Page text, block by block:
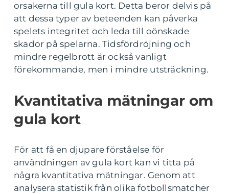
orsakerna till gula kort. Detta beror delvis på
att dessa typer av beteenden kan påverka
spelets integritet och leda till oönskade
skador på spelarna. Tidsfördröjning och
mindre regelbrott är också vanligt
förekommande, men i mindre utsträckning.
Kvantitativa mätningar om
gula kort
För att få en djupare förståelse för
användningen av gula kort kan vi titta på
några kvantitativa mätningar. Genom att
analysera statistik från olika fotbollsmatcher